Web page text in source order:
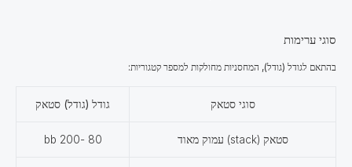
סוגי ערימות
בהתאם לגודל (גודל), המחסניות מחולקות למספר קטגוריות:
סוגי סטאק גודל (גודל) סטאק
סטאק (stack) עמוק מאוד 80 -200 bb